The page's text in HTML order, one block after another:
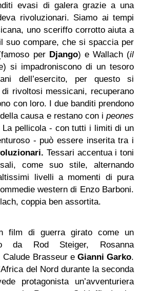
evasi di galera grazie a una
rivoluzionari. Siamo ai tempi
uno sceriffo corrotto aiuta a
suo compare, che si spaccia per
per Django) e Wallach (il
si impadroniscono di un tesoro
dell’esercito, per questo si
rivoltosi messicani, recuperano
con loro. I due banditi prendono
causa e restano con i peones
pellicola - con tutti i limiti di un
- può essere inserita tra i
Tessari accentua i toni
come suo stile, alternando
livelli a momenti di pura
western di Enzo Barboni.
coppia ben assortita.
film di guerra girato come un
da Rod Steiger, Rosanna
Calude Brasseur e Gianni Garko.
del Nord durante la seconda
protagonista un’avventuriera